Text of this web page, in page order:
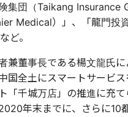
集団（Taikang Insurance
Medical）」、「龍門投
ど。
兼董事長である楊文龍氏
国全土にスマートサービ
「千城万店」の推進に充て
年末までに、さらに10